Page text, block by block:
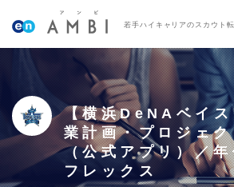
若手ハイキャリアのスカウト
【横浜DeNAベイ
業計画・プロジェ
（公式アプリ）／
フレックス